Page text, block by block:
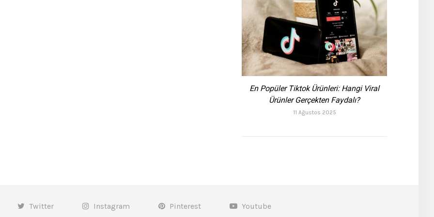
En Popüler Tiktok Ürünleri: Hangi Viral
Ürünler Gerçekten Faydalı?
11 Ağustos 2025
Twitter Instagram Pinterest Youtube